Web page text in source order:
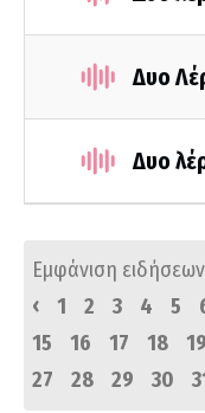
Δυο
Δυο
Εμφάνιση ειδήσεων
‹
1 2 3 4 5
15
16 17 18 19
27
28 29 30